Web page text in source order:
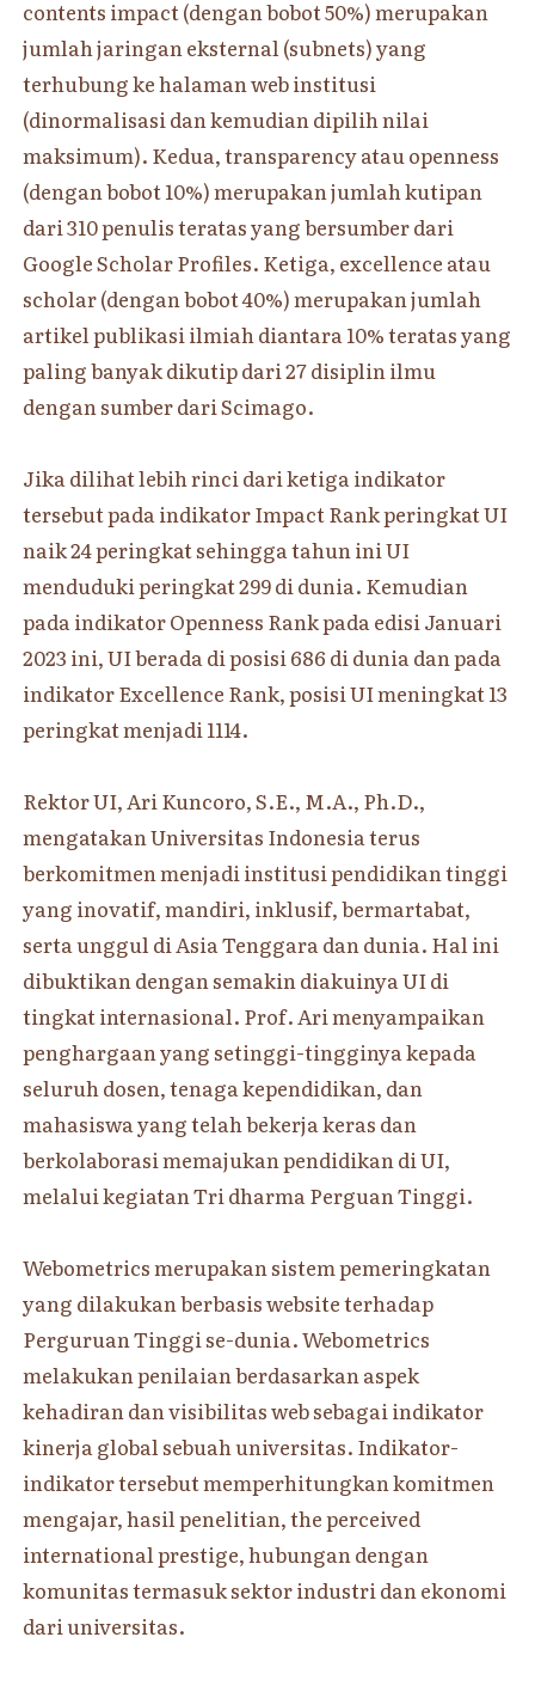
contents impact (dengan bobot 50%) merupakan
jumlah jaringan eksternal (subnets) yang
terhubung ke halaman web institusi
(dinormalisasi dan kemudian dipilih nilai
maksimum). Kedua, transparency atau openness
(dengan bobot 10%) merupakan jumlah kutipan
dari 310 penulis teratas yang bersumber dari
Google Scholar Profiles. Ketiga, excellence atau
scholar (dengan bobot 40%) merupakan jumlah
artikel publikasi ilmiah diantara 10% teratas yang
paling banyak dikutip dari 27 disiplin ilmu
dengan sumber dari Scimago.
Jika dilihat lebih rinci dari ketiga indikator
tersebut pada indikator Impact Rank peringkat UI
naik 24 peringkat sehingga tahun ini UI
menduduki peringkat 299 di dunia. Kemudian
pada indikator Openness Rank pada edisi Januari
2023 ini, UI berada di posisi 686 di dunia dan pada
indikator Excellence Rank, posisi UI meningkat 13
peringkat menjadi 1114.
Rektor UI, Ari Kuncoro, S.E., M.A., Ph.D.,
mengatakan Universitas Indonesia terus
berkomitmen menjadi institusi pendidikan tinggi
yang inovatif, mandiri, inklusif, bermartabat,
serta unggul di Asia Tenggara dan dunia. Hal ini
dibuktikan dengan semakin diakuinya UI di
tingkat internasional. Prof. Ari menyampaikan
penghargaan yang setinggi-tingginya kepada
seluruh dosen, tenaga kependidikan, dan
mahasiswa yang telah bekerja keras dan
berkolaborasi memajukan pendidikan di UI,
melalui kegiatan Tri dharma Perguan Tinggi.
Webometrics merupakan sistem pemeringkatan
yang dilakukan berbasis website terhadap
Perguruan Tinggi se-dunia. Webometrics
melakukan penilaian berdasarkan aspek
kehadiran dan visibilitas web sebagai indikator
kinerja global sebuah universitas. Indikator-
indikator tersebut memperhitungkan komitmen
mengajar, hasil penelitian, the perceived
international prestige, hubungan dengan
komunitas termasuk sektor industri dan ekonomi
dari universitas.